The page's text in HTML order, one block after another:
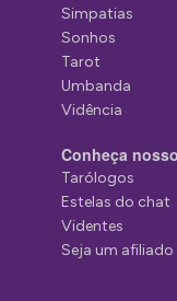
Simpatias
Sonhos
Tarot
Umbanda
Vidência
Conheça
Tarólogos
Estelas do chat
Videntes
Seja um afiliado